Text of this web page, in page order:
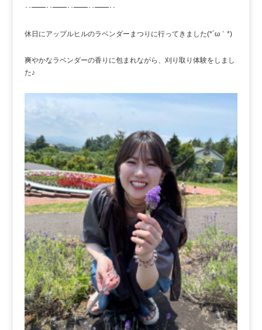
･･━━･･━━･･━━･･━━･･
休日にアップルヒルのラベンダーまつりに行ってきました(*´ω｀*)
爽やかなラベンダーの香りに包まれながら、刈り取り体験をしまし
た♪